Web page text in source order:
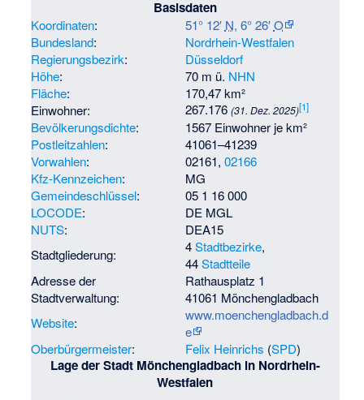
Basisdaten
Koordinaten: 51° 12′ N, 6° 26′O
Bundesland:
Nordrhein-Westfalen
Regierungsbezirk:
Düsseldorf
Höhe: 70 m ü. NHN
Fläche:
170,47 km²
Einwohner:
267.176 (31. Dez. 2025)[1]
Bevölkerungsdichte:
1567 Einwohner je km²
Postleitzahlen:
41061–41239
Vorwahlen: 02161, 02166
Kfz-Kennzeichen:
MG
Gemeindeschlüssel:
05 1 16 000
LOCODE:
DE MGL
NUTS:
DEA15
Stadtgliederung:
4Stadtbezirke,
44Stadtteile
Adresse der
Stadtverwaltung:
Rathausplatz 1
41061 Mönchengladbach
Website:
www.moenchengladbach.d
e
Oberbürgermeister: Felix Heinrichs (SPD)
Lage der Stadt Mönchengladbach in Nordrhein-
Westfalen